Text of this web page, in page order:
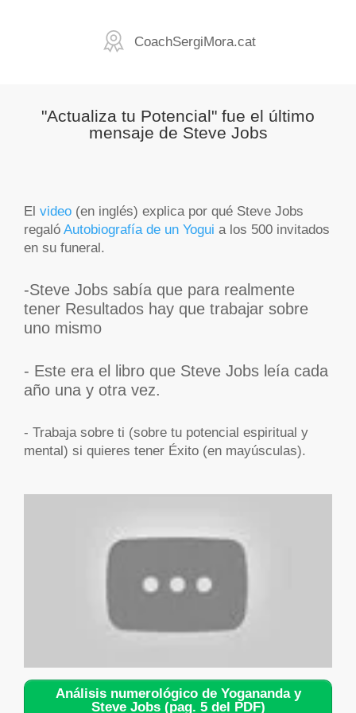
CoachSergiMora.cat
"Actualiza tu Potencial" fue el último
mensaje de Steve Jobs
El video (en inglés) explica por qué Steve Jobs
regaló Autobiografía de un Yogui a los 500 invitados
en su funeral.
-Steve Jobs sabía que para realmente
tener Resultados hay que trabajar sobre
uno mismo
- Este era el libro que Steve Jobs leía cada
año una y otra vez.
- Trabaja sobre ti (sobre tu potencial espiritual y
mental) si quieres tener Éxito (en mayúsculas).
Análisis numerológico de Yogananda y
Steve Jobs (pag. 5 del PDF)